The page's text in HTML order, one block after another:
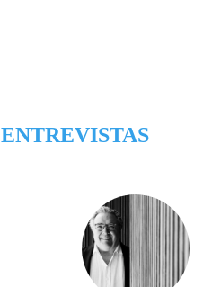
ENTREVISTAS